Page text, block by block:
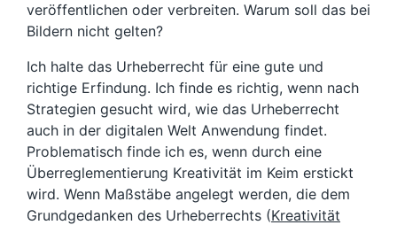
veröffentlichen oder verbreiten. Warum soll das bei
Bildern nicht gelten?
Ich halte das Urheberrecht für eine gute und
richtige Erfindung. Ich finde es richtig, wenn nach
Strategien gesucht wird, wie das Urheberrecht
auch in der digitalen Welt Anwendung findet.
Problematisch finde ich es, wenn durch eine
Überreglementierung Kreativität im Keim erstickt
wird. Wenn Maßstäbe angelegt werden, die dem
Grundgedanken des Urheberrechts (Kreativität